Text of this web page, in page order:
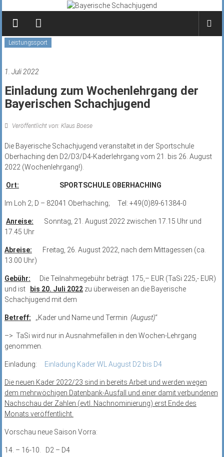
springen
Leistungssport
1. Juli 2022
Einladung zum Wochenlehrgang der
Bayerischen Schachjugend
Veröffentlicht von: Klaus Boese
Die Bayerische Schachjugend veranstaltet in der Sportschule
Oberhaching den D2/D3/D4-Kaderlehrgang vom 21. bis 26. August
2022 (Wochenlehrgang!).
Ort: SPORTSCHULE OBERHACHING
Im Loh 2; D – 82041 Oberhaching; Tel: +49(0)89-61384-0
Anreise: Sonntag, 21. August 2022 zwischen 17.15 Uhr und
17.45 Uhr
Abreise: Freitag, 26. August 2022, nach dem Mittagessen (ca.
13.00 Uhr)
Gebühr: Die Teilnahmegebühr beträgt 175,– EUR (TaSi 225,- EUR)
und ist
bis 20. Juli 2022zu überweisen an die Bayerische
Schachjugend mit dem
Betreff: „Kader und Name und Termin (August)“
–> TaSi wird nur in Ausnahmefällen in den Wochen-Lehrgang
genommen.
Einladung: Einladung Kader WL August D2 bis D4
Die neuen Kader 2022/23 sind in bereits Arbeit und werden wegen
dem mehrwöchigen Datenbank-Ausfall und einer damit verbundenen
Nachschau der Zahlen (evtl. Nachnominierung) erst Ende des
Monats veröffentlicht.
Vorschau neue Saison Vorra:
14. – 16-10. D2 – D4